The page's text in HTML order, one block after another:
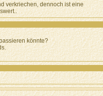
verkriechen, dennoch ist eine
könnte?